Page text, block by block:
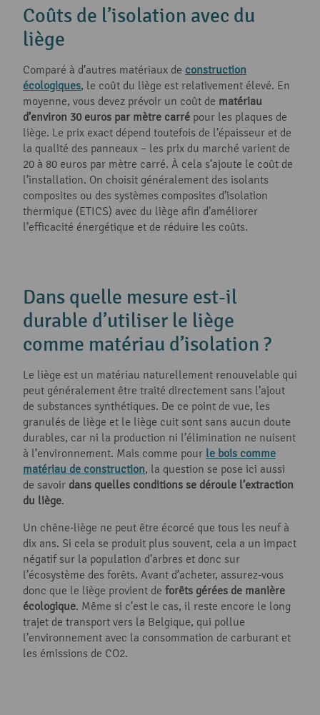
Coûts de l’isolation avec du
liège
Comparé à d’autres matériaux de construction
écologiques, le coût du liège est relativement élevé. En
moyenne, vous devez prévoir un coût de matériau
d’environ 30 euros par mètre carré pour les plaques de
liège. Le prix exact dépend toutefois de l’épaisseur et de
la qualité des panneaux – les prix du marché varient de
20 à 80 euros par mètre carré. À cela s’ajoute le coût de
l’installation. On choisit généralement des isolants
composites ou des systèmes composites d’isolation
thermique (ETICS) avec du liège afin d’améliorer
l’efficacité énergétique et de réduire les coûts.
Dans quelle mesure est-il
durable d’utiliser le liège
comme matériau d’isolation ?
Le liège est un matériau naturellement renouvelable qui
peut généralement être traité directement sans l’ajout
de substances synthétiques. De ce point de vue, les
granulés de liège et le liège cuit sont sans aucun doute
durables, car ni la production ni l’élimination ne nuisent
à l’environnement. Mais comme pour le bois comme
matériau de construction, la question se pose ici aussi
de savoir dans quelles conditions se déroule l’extraction
du liège.
Un chêne-liège ne peut être écorcé que tous les neuf à
dix ans. Si cela se produit plus souvent, cela a un impact
négatif sur la population d’arbres et donc sur
l’écosystème des forêts. Avant d’acheter, assurez-vous
donc que le liège provient de forêts gérées de manière
écologique. Même si c’est le cas, il reste encore le long
trajet de transport vers la Belgique, qui pollue
l’environnement avec la consommation de carburant et
les émissions de CO2.